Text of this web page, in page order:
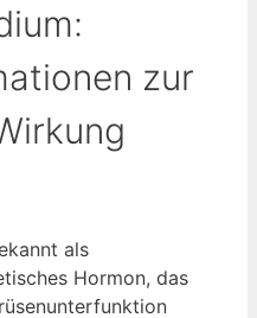
zur
als
Hormon, das